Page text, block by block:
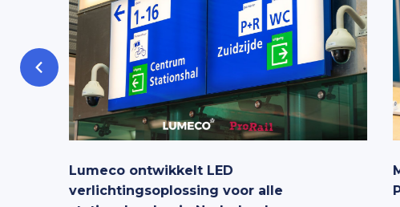
Lumeco ontwikkelt LED
verlichtingsoplossing voor alle